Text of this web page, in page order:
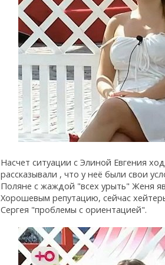
Насчет ситуации с Элиной Евгения
рассказывали , что у неё были свои
Поляне с жаждой "всех урыть" Женя
Хорошевым репутацию, сейчас
Сергея "проблемы с ориентацией".